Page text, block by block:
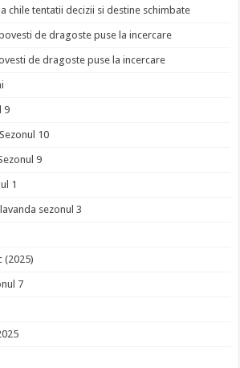
chile tentatii decizii si destine schimbate
de dragoste puse la incercare
de dragoste puse la incercare
9
10
9
1
sezonul 3
(2025)
7